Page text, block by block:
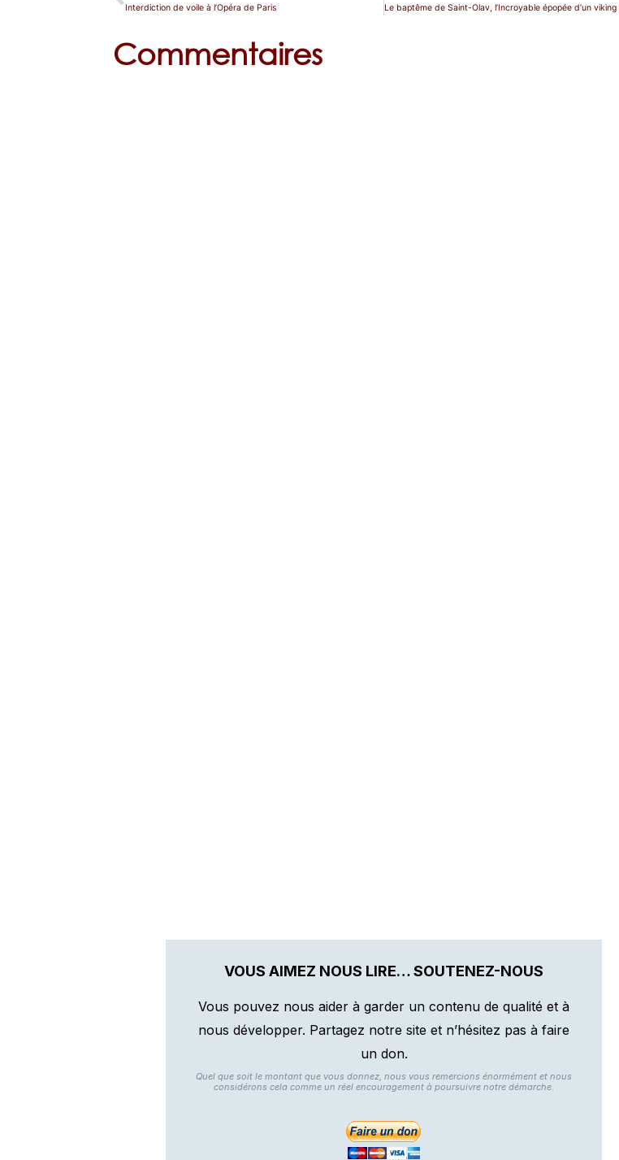
Interdiction de voile à l’Opéra de Paris
Commentaires
VOUS AIMEZ NOUS LIRE… SOUTENEZ-NOUS
Vous pouvez nous aider à garder un contenu de qualité et à
nous développer. Partagez notre site et n’hésitez pas à faire
un don.
Quel que soit le montant que vous donnez, nous vous remercions énormément et nous
considérons cela comme un réel encouragement à poursuivre notre démarche.